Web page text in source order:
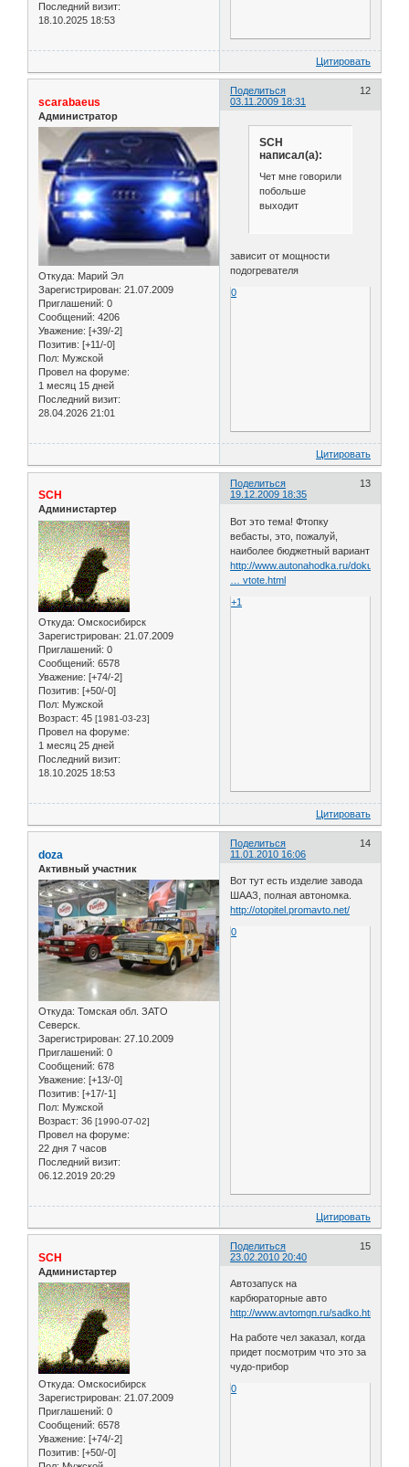
Последний визит:
18.10.2025 18:53
Цитировать
Поделиться
12
03.11.2009 18:31
scarabaeus
Администратор
Откуда: Марий Эл
Зарегистрирован: 21.07.2009
Приглашений: 0
Сообщений: 4206
Уважение: [+39/-2]
Позитив: [+11/-0]
Пол: Мужской
Провел на форуме:
1 месяц 15 дней
Последний визит:
28.04.2026 21:01
SCH
написал(а):
Чет мне говорили
побольше
выходит
зависит от мощности
подогревателя
0
Цитировать
Поделиться
13
19.12.2009 18:35
SCH
Администартер
Откуда: Омскосибирск
Зарегистрирован: 21.07.2009
Приглашений: 0
Сообщений: 6578
Уважение: [+74/-2]
Позитив: [+50/-0]
Пол: Мужской
Возраст: 45 [1981-03-23]
Провел на форуме:
1 месяц 25 дней
Последний визит:
18.10.2025 18:53
Вот это тема! Фтопку
вебасты, это, пожалуй,
наиболее бюджетный вариант
http://www.autonahodka.ru/
… vtote.html
+1
Цитировать
Поделиться
14
11.01.2010 16:06
doza
Активный участник
Откуда: Томская обл. ЗАТО
Северск.
Зарегистрирован: 27.10.2009
Приглашений: 0
Сообщений: 678
Уважение: [+13/-0]
Позитив: [+17/-1]
Пол: Мужской
Возраст: 36 [1990-07-02]
Провел на форуме:
22 дня 7 часов
Последний визит:
06.12.2019 20:29
Вот тут есть изделие завода
ШААЗ, полная автономка.
http://otopitel.promavto.net/
0
Цитировать
Поделиться
15
23.02.2010 20:40
SCH
Администартер
Откуда: Омскосибирск
Зарегистрирован: 21.07.2009
Приглашений: 0
Сообщений: 6578
Уважение: [+74/-2]
Позитив: [+50/-0]
Автозапуск на
карбюраторные авто
http://www.avtomgn.ru/sadko.html
На работе чел заказал, когда
придет посмотрим что это за
чудо-прибор
0